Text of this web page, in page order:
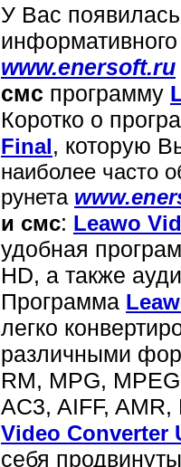
У Вас
www.enersoft.ru
смс программу
Коротко о
Final, которую
наиболее часто
рунета
и смс: Leawo
удобная
HD, а также
Программа
легко
различными
RM, MPG,
AC3, AIFF,
Video Converter
себя